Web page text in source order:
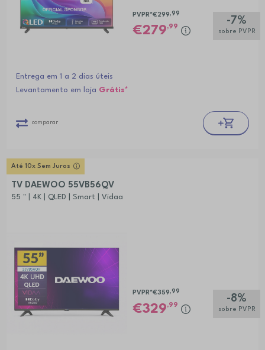
-7%
sobre PVPR
PVPR*€299 ,99
279,99
Entrega em 1 a 2 dias úteis
Levantamento em loja Grátis*
comparar
Até 10x Sem Juros
TV DAEWOO 55VB56QV
55 " | 4K | QLED | Smart | Vidaa
-8%
sobre PVPR
PVPR*€359 ,99
329,99